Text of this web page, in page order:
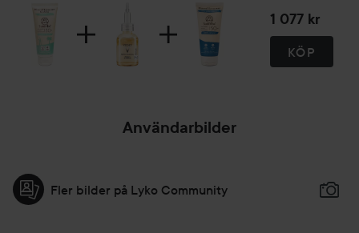
1 077 kr
KÖP
Användarbilder
Fler bilder på Lyko Community